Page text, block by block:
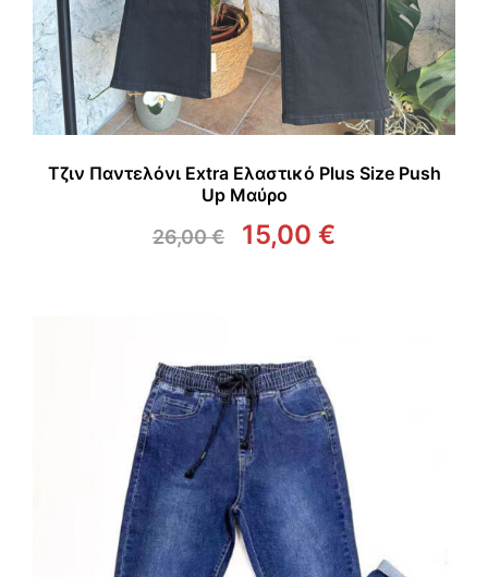
Τζιν Παντελόνι Extra Ελαστικό Plus Size Push
Up Μαύρο
26,00€ 15,00 €